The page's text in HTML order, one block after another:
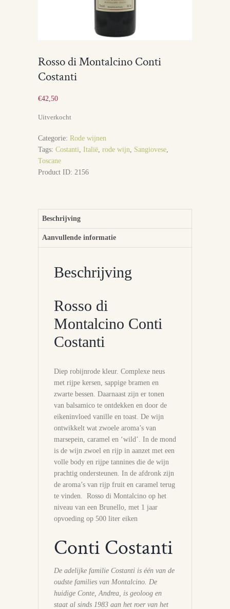
Rosso di Montalcino Conti
Costanti
€42,50
Uitverkocht
Categorie: Rode wijnen
Tags: Costanti Italië rode wijn Sangiovese
Toscane
Product ID: 2156
Beschrijving
Aanvullende informatie
Beschrijving
Rosso di
Montalcino Conti
Costanti
Diep robijnrode kleur. Complexe neus
met rijpe kersen, sappige bramen en
zwarte bessen. Daarnaast zijn er tonen
van balsamico te ontdekken en door de
eikeninvloed vanille en toast. De wijn
ontwikkelt wat zwoele aroma’s van
marsepein, caramel en ‘wild’. In de mond
is de wijn zwoel en rijp in aanzet met een
volle body en rijpe tannines die de wijn
prachtig ondersteunen. In de afdronk zijn
de aroma’s van rijp fruit en caramel terug
te vinden. Rosso di Montalcino op het
niveau van een Brunello, met 1 jaar
opvoeding op 500 liter eiken
Conti Costanti
De adelijke familie Costanti is één van de
oudste families van Montalcino. De
huidige Conte, Andrea, is geoloog en
staat al sinds 1983 aan het roer van het